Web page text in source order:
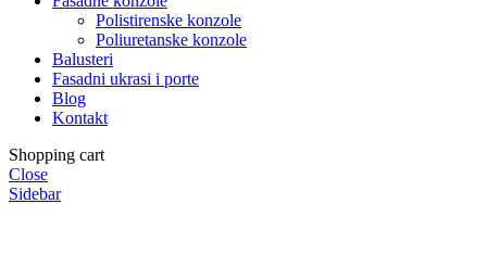
Polistirenske konzole
Poliuretanske konzole
Balusteri
Fasadni ukrasi i porte
Blog
Kontakt
Shopping cart
Close
Sidebar